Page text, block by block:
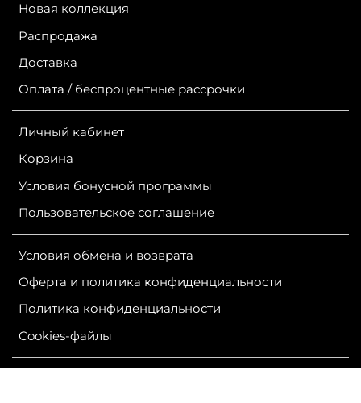
Новая коллекция
Распродажа
Доставка
Оплата / беспроцентные рассрочки
Личный кабинет
Корзина
Условия бонусной программы
Пользовательское соглашение
Условия обмена и возврата
Оферта и политика конфиденциальности
Политика конфиденциальности
Сookies-файлы